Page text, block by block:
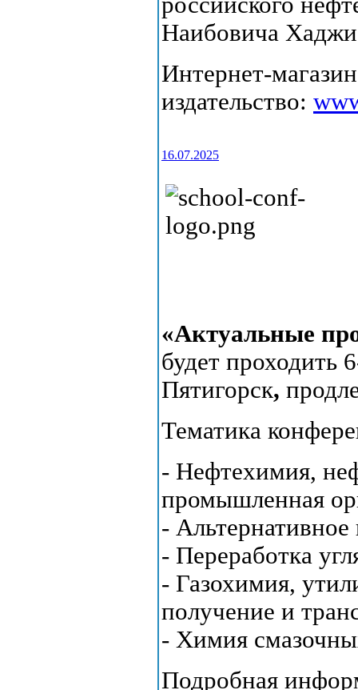
Наибовича
Интернет-
издательство:
16.07.2025
«Актуальные
будет проходить
Пятигорск,
Тематика
- Нефтехимия,
промышленная
-
- Переработка
- Газохимия,
получение и
- Химия
Подробная